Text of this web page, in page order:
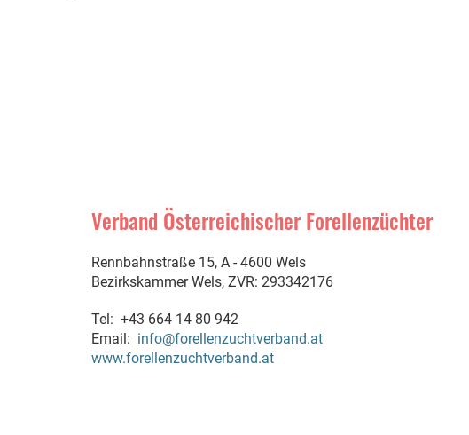
Verband Österreichischer Forellenzüchter
Rennbahnstraße 15, A - 4600 Wels
Bezirkskammer Wels, ZVR: 293342176
Tel: +43 664 14 80 942
Email: info@forellenzuchtverband.at
www.forellenzuchtverband.at